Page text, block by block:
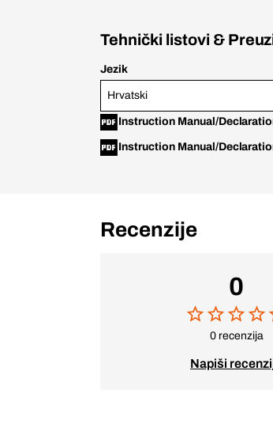
Tehnički listovi &
Jezik
Hrvatski
Instruction Manual/
Instruction Manual/
Recenzije
0
0 recenzija
Napiši